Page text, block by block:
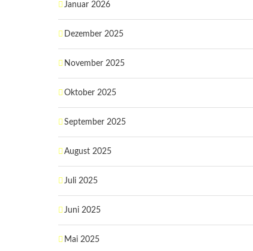
Januar 2026
Dezember 2025
November 2025
Oktober 2025
September 2025
August 2025
Juli 2025
Juni 2025
Mai 2025